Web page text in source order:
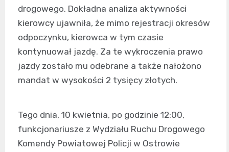
drogowego. Dokładna analiza aktywności
kierowcy ujawniła, że mimo rejestracji okresów
odpoczynku, kierowca w tym czasie
kontynuował jazdę. Za te wykroczenia prawo
jazdy zostało mu odebrane a także nałożono
mandat w wysokości 2 tysięcy złotych.
Tego dnia, 10 kwietnia, po godzinie 12:00,
funkcjonariusze z Wydziału Ruchu Drogowego
Komendy Powiatowej Policji w Ostrowie